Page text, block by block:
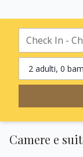
Camere e